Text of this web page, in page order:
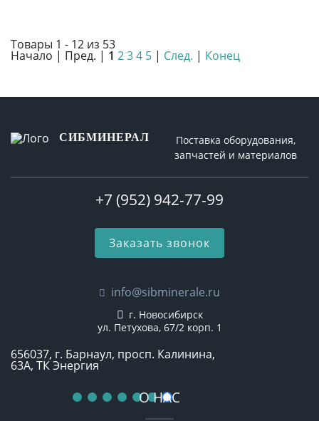
Товары 1 - 12 из 53
Начало | Пред. | 1 234 5 | След. | Конец
СИБМИНЕРАЛ
Поставка оборудования,
запчастей и материалов
+7 (952) 942-77-99
Заказать звонок
info@sibminerale.ru
г. Новосибирск
ул. Петухова, 67/2 корп. 1
656037, г. Барнаул, просп. Калинина,
63А, ТК Энергия
О НАС